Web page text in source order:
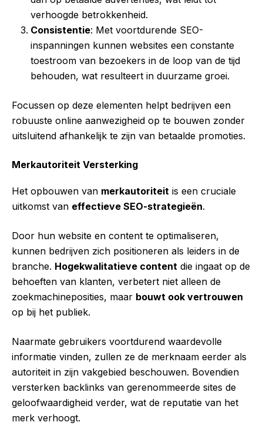
verhoogde betrokkenheid.
Consistentie: Met voortdurende SEO-
inspanningen kunnen websites een constante
toestroom van bezoekers in de loop van de tijd
behouden, wat resulteert in duurzame groei.
Focussen op deze elementen helpt bedrijven een
robuuste online aanwezigheid op te bouwen zonder
uitsluitend afhankelijk te zijn van betaalde promoties.
Merkautoriteit Versterking
Het opbouwen van merkautoriteit is een cruciale
uitkomst van effectieve SEO-strategieën.
Door hun website en content te optimaliseren,
kunnen bedrijven zich positioneren als leiders in de
branche. Hogekwalitatieve content die ingaat op de
behoeften van klanten, verbetert niet alleen de
zoekmachineposities, maar bouwt ook vertrouwen
op bij het publiek.
Naarmate gebruikers voortdurend waardevolle
informatie vinden, zullen ze de merknaam eerder als
autoriteit in zijn vakgebied beschouwen. Bovendien
versterken backlinks van gerenommeerde sites de
geloofwaardigheid verder, wat de reputatie van het
merk verhoogt.